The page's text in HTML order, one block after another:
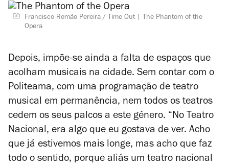
Francisco Romão Pereira / Time Out
The Phantom of the
Opera
Depois, impõe-se ainda a falta de espaços que
acolham musicais na cidade. Sem contar com o
Politeama, com uma programação de teatro
musical em permanência, nem todos os teatros
cedem os seus palcos a este género. “No Teatro
Nacional, era algo que eu gostava de ver. Acho
que já estivemos mais longe, mas acho que faz
todo o sentido, porque aliás um teatro nacional